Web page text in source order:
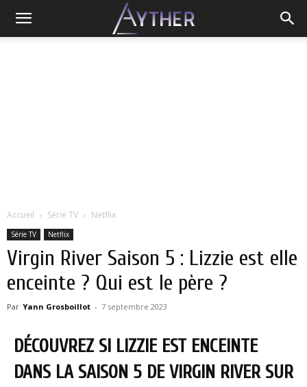
Accueil Série TV Netflix
Série TV Netflix
Virgin River Saison 5 : Lizzie est elle
enceinte ? Qui est le père ?
Par Yann Grosboillot - 7 septembre 2023
DÉCOUVREZ SI LIZZIE EST ENCEINTE
DANS LA SAISON 5 DE VIRGIN RIVER SUR